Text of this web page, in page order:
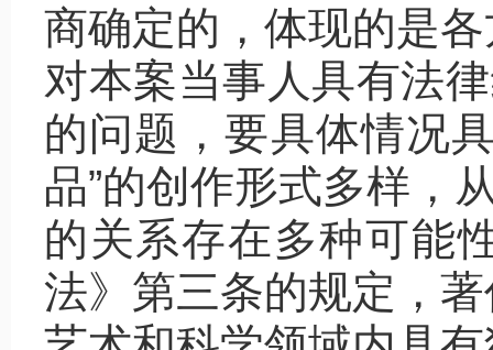
商确定的，体现的是
对本案当事人具有法
的问题，要具体情况
品”的创作形式多样，
的关系存在多种可能
法》第三条的规定，